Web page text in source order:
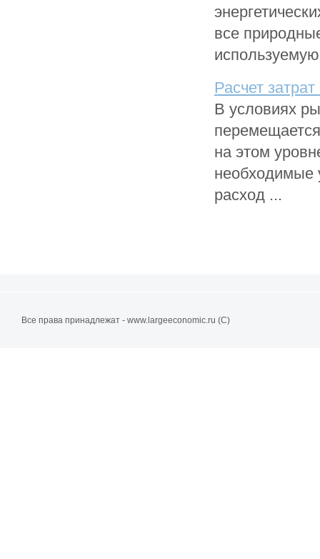
все
Расчет
В условиях
на этом
необходимые
расход ...
Все права принадлежат - www.largeeconomic.ru (C)